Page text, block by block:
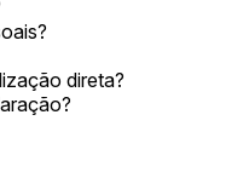
direta?